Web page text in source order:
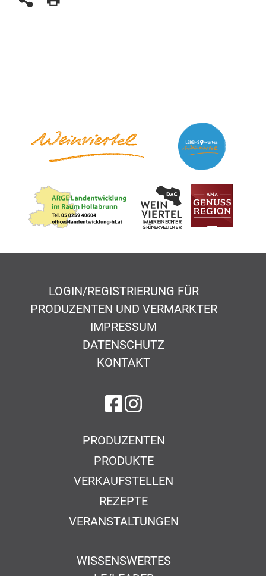
LOGIN/REGISTRIERUNG FÜR
PRODUZENTEN UND VERMARKTER
IMPRESSUM
DATENSCHUTZ
KONTAKT
auf Facebook
auf Instagram
PRODUZENTEN
PRODUKTE
VERKAUFSTELLEN
REZEPTE
VERANSTALTUNGEN
WISSENSWERTES